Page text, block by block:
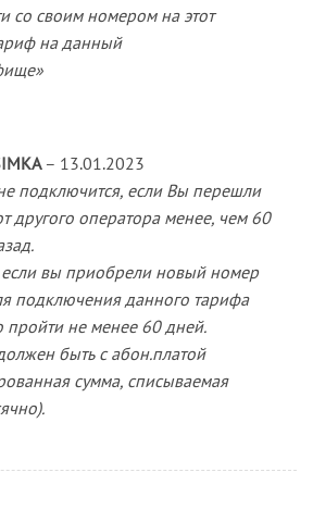
со своим номером на этот
на данный
– 13.01.2023
подключится, если Вы перешли
другого оператора менее, чем 60
если вы приобрели новый номер
подключения данного тарифа
пройти не менее 60 дней.
быть с абон.платой
сумма, списываемая